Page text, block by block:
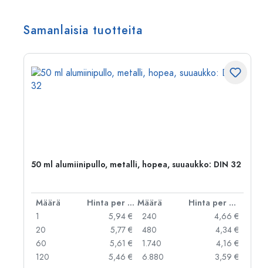
Samanlaisia tuotteita
50 ml alumiinipullo, metalli, hopea, suuaukko: DIN 32
Määrä Hinta per kpl Määrä
Hinta per kpl
1
5,94 €
20
5,77 €
60
5,61 €
120
5,46 €
240
4,66 €
480
4,34 €
1.740
4,16 €
6.880
3,59 €